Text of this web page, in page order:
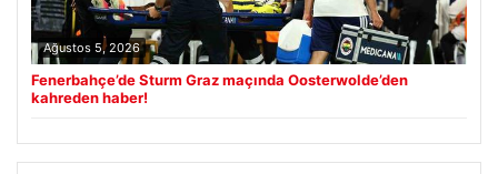
Ağustos 5, 2026
Fenerbahçe’de Sturm Graz maçında Oosterwolde’den
kahreden haber!